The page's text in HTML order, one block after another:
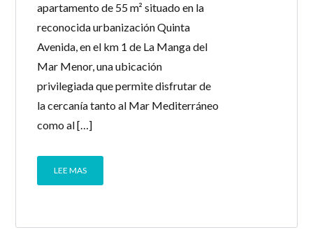
apartamento de 55 m² situado en la
reconocida urbanización Quinta
Avenida, en el km 1 de La Manga del
Mar Menor, una ubicación
privilegiada que permite disfrutar de
la cercanía tanto al Mar Mediterráneo
como al […]
LEE MAS